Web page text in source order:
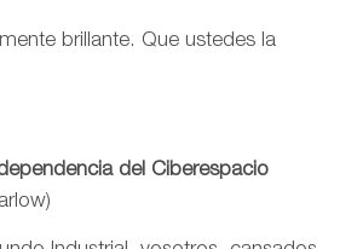
brillante. Que ustedes la
del Ciberespacio